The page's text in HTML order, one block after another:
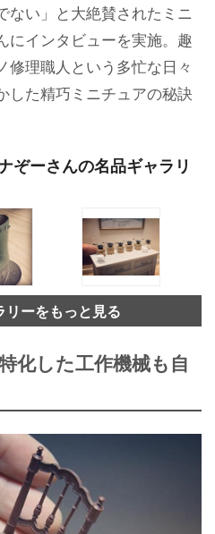
ない」と大絶賛されたミニ
にインタビューを実施。趣
理職人という多忙な日々
した精巧ミニチュアの秘訣
ぞーさんの名品ギャラリ
リーをもっと見る
化した工作機械も自